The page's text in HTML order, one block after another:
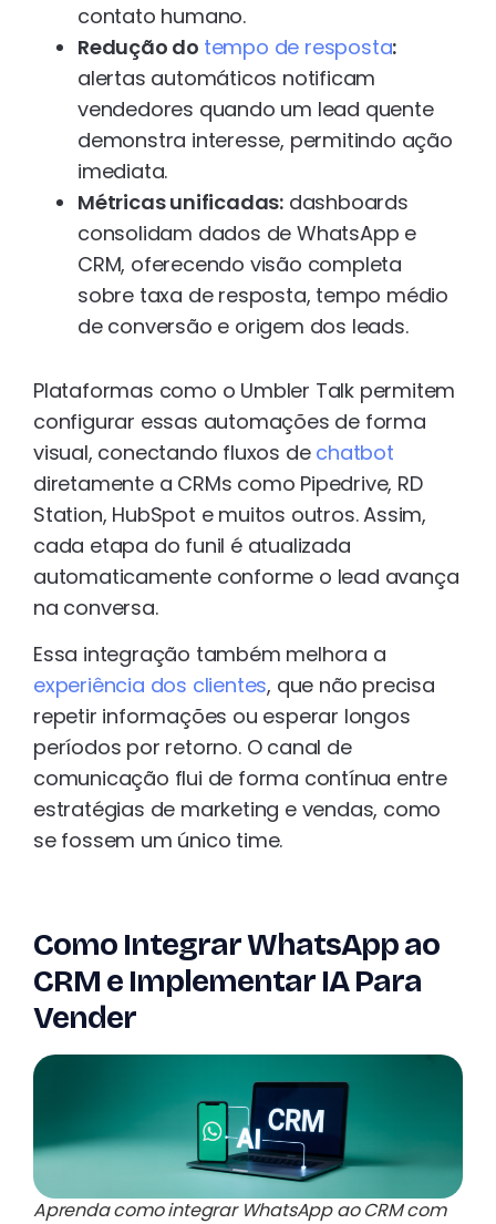
contato humano.
Redução do tempo de resposta:
alertas automáticos notificam
vendedores quando um lead quente
demonstra interesse, permitindo ação
imediata.
Métricas unificadas: dashboards
consolidam dados de WhatsApp e
CRM, oferecendo visão completa
sobre taxa de resposta, tempo médio
de conversão e origem dos leads.
Plataformas como o Umbler Talk permitem
configurar essas automações de forma
visual, conectando fluxos de chatbot
diretamente a CRMs como Pipedrive, RD
Station, HubSpot e muitos outros. Assim,
cada etapa do funil é atualizada
automaticamente conforme o lead avança
na conversa.
Essa integração também melhora a
experiência dos clientes, que não precisa
repetir informações ou esperar longos
períodos por retorno. O canal de
comunicação flui de forma contínua entre
estratégias de marketing e vendas, como
se fossem um único time.
Como Integrar WhatsApp ao
CRM e Implementar IA Para
Vender
Aprenda como integrar WhatsApp ao CRM com